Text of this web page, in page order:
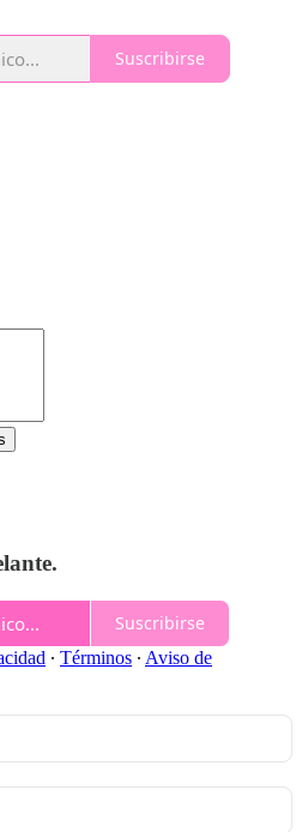
Suscribirse
Suscribirse
∙ Términos ∙ Aviso de